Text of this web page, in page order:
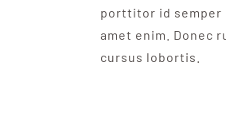
porttitor id semper
amet enim. Donec
cursus lobortis.